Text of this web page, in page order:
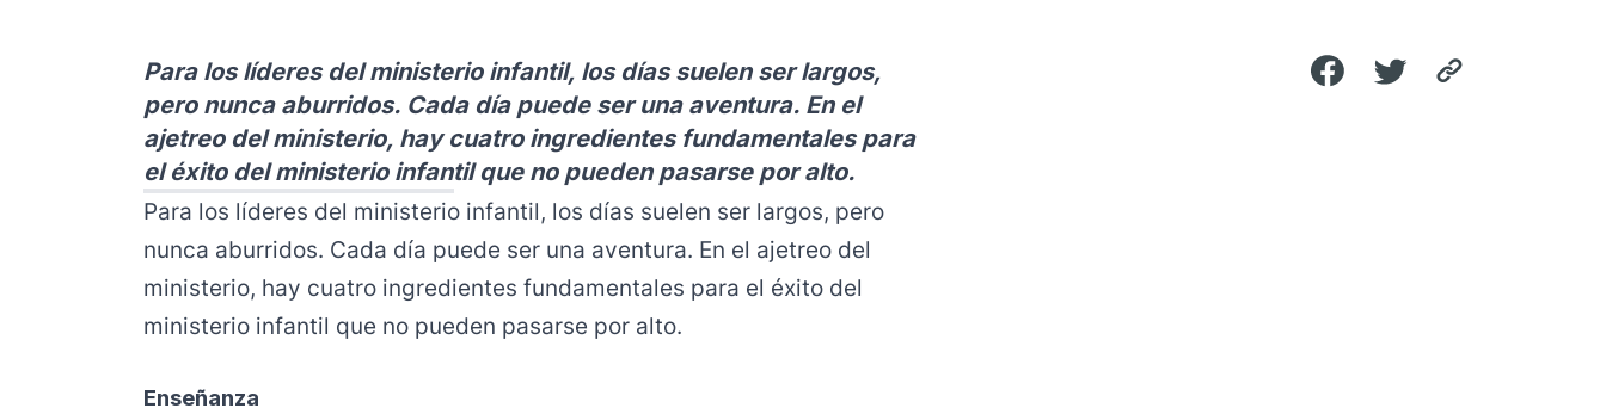
Para los líderes del ministerio infantil, los días suelen ser largos,
pero nunca aburridos. Cada día puede ser una aventura. En el
ajetreo del ministerio, hay cuatro ingredientes fundamentales para
el éxito del ministerio infantil que no pueden pasarse por alto.
Para los líderes del ministerio infantil, los días suelen ser largos, pero
nunca aburridos. Cada día puede ser una aventura. En el ajetreo del
ministerio, hay cuatro ingredientes fundamentales para el éxito del
ministerio infantil que no pueden pasarse por alto.
Enseñanza